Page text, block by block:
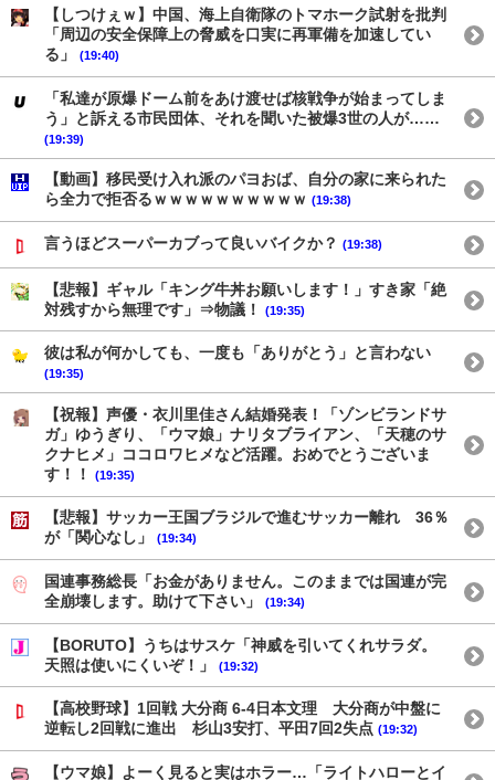
【しつけぇｗ】中国、海上自衛隊のトマホーク試射を批判
「周辺の安全保障上の脅威を口実に再軍備を加速してい
る」
(19:40)
「私達が原爆ドーム前をあけ渡せば核戦争が始まってしま
う」と訴える市民団体、それを聞いた被爆3世の人が……
(19:39)
【動画】移民受け入れ派のパヨおば、自分の家に来られた
ら全力で拒否るｗｗｗｗｗｗｗｗｗｗ (19:38)
言うほどスーパーカブって良いバイクか？ (19:38)
【悲報】ギャル「キング牛丼お願いします！」すき家「絶
対残すから無理です」⇒物議！
(19:35)
彼は私が何かしても、一度も「ありがとう」と言わない
(19:35)
【祝報】声優・衣川里佳さん結婚発表！「ゾンビランドサ
ガ」ゆうぎり、「ウマ娘」ナリタブライアン、「天穂のサ
クナヒメ」ココロワヒメなど活躍。おめでとうございま
す！！
(19:35)
【悲報】サッカー王国ブラジルで進むサッカー離れ 36％
が「関心なし」
(19:34)
国連事務総長「お金がありません。このままでは国連が完
全崩壊します。助けて下さい」
(19:34)
【BORUTO】うちはサスケ「神威を引いてくれサラダ。
天照は使いにくいぞ！」
(19:32)
【高校野球】1回戦 大分商 6-4日本文理 大分商が中盤に
逆転し2回戦に進出 杉山3安打、平田7回2失点 (19:32)
【ウマ娘】よーく見ると実はホラー…「ライトハローとイ